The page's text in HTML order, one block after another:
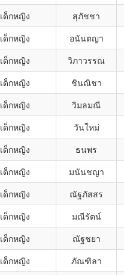
เด็กหญิง สุภัชชา
เด็กหญิง อนันตญา
เด็กหญิง วิภาวรรณ
เด็กหญิง ชินณิชา
เด็กหญิง วิมลมณี
เด็กหญิง วันใหม่
เด็กหญิง ธนพร
เด็กหญิง มนันชญา
เด็กหญิง ณัฐภัสสร
เด็กหญิง มณีรัตน์
เด็กหญิง ณัฐชยา
เด็กหญิง ภัณฑิลา